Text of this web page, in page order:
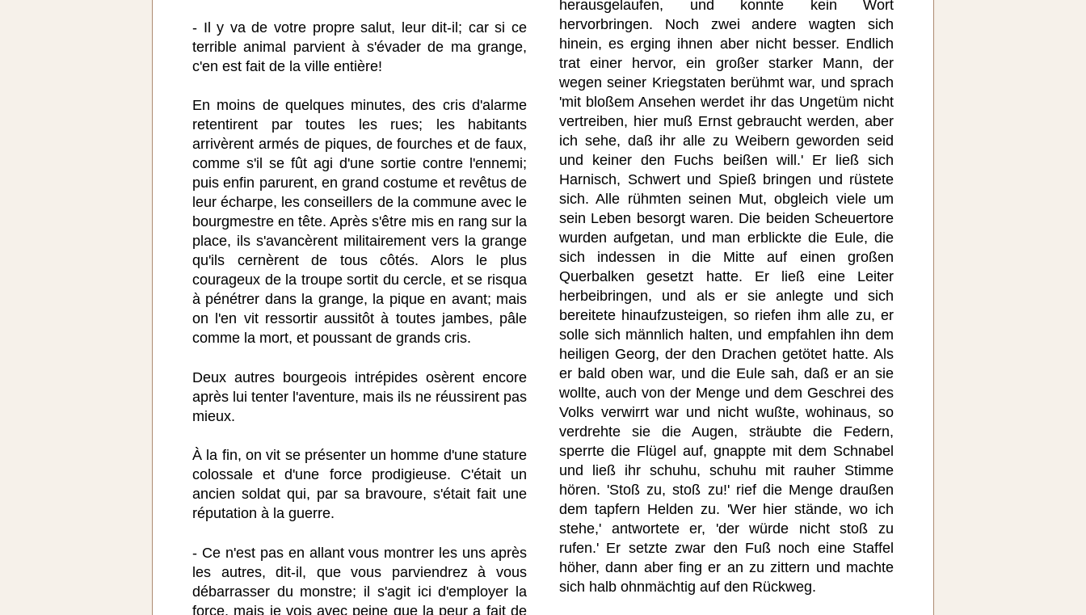
- Il y va de votre propre salut, leur dit-il; car si ce
terrible animal parvient à s'évader de ma grange,
c'en est fait de la ville entière!
En moins de quelques minutes, des cris d'alarme
retentirent par toutes les rues; les habitants
arrivèrent armés de piques, de fourches et de faux,
comme s'il se fût agi d'une sortie contre l'ennemi;
puis enfin parurent, en grand costume et revêtus de
leur écharpe, les conseillers de la commune avec le
bourgmestre en tête. Après s'être mis en rang sur la
place, ils s'avancèrent militairement vers la grange
qu'ils cernèrent de tous côtés. Alors le plus
courageux de la troupe sortit du cercle, et se risqua
à pénétrer dans la grange, la pique en avant; mais
on l'en vit ressortir aussitôt à toutes jambes, pâle
comme la mort, et poussant de grands cris.
Deux autres bourgeois intrépides osèrent encore
après lui tenter l'aventure, mais ils ne réussirent pas
mieux.
À la fin, on vit se présenter un homme d'une stature
colossale et d'une force prodigieuse. C'était un
ancien soldat qui, par sa bravoure, s'était fait une
réputation à la guerre.
- Ce n'est pas en allant vous montrer les uns après
les autres, dit-il, que vous parviendrez à vous
débarrasser du monstre; il s'agit ici d'employer la
force, mais je vois avec peine que la peur a fait de
herausgelaufen, und konnte kein Wort
hervorbringen. Noch zwei andere wagten sich
hinein, es erging ihnen aber nicht besser. Endlich
trat einer hervor, ein großer starker Mann, der
wegen seiner Kriegstaten berühmt war, und sprach
'mit bloßem Ansehen werdet ihr das Ungetüm nicht
vertreiben, hier muß Ernst gebraucht werden, aber
ich sehe, daß ihr alle zu Weibern geworden seid
und keiner den Fuchs beißen will.' Er ließ sich
Harnisch, Schwert und Spieß bringen und rüstete
sich. Alle rühmten seinen Mut, obgleich viele um
sein Leben besorgt waren. Die beiden Scheuertore
wurden aufgetan, und man erblickte die Eule, die
sich indessen in die Mitte auf einen großen
Querbalken gesetzt hatte. Er ließ eine Leiter
herbeibringen, und als er sie anlegte und sich
bereitete hinaufzusteigen, so riefen ihm alle zu, er
solle sich männlich halten, und empfahlen ihn dem
heiligen Georg, der den Drachen getötet hatte. Als
er bald oben war, und die Eule sah, daß er an sie
wollte, auch von der Menge und dem Geschrei des
Volks verwirrt war und nicht wußte, wohinaus, so
verdrehte sie die Augen, sträubte die Federn,
sperrte die Flügel auf, gnappte mit dem Schnabel
und ließ ihr schuhu, schuhu mit rauher Stimme
hören. 'Stoß zu, stoß zu!' rief die Menge draußen
dem tapfern Helden zu. 'Wer hier stände, wo ich
stehe,' antwortete er, 'der würde nicht stoß zu
rufen.' Er setzte zwar den Fuß noch eine Staffel
höher, dann aber fing er an zu zittern und machte
sich halb ohnmächtig auf den Rückweg.